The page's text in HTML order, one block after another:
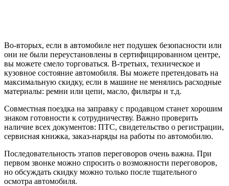
Во-вторых, если в автомобиле нет подушек безопасности или
они не были переустановлены в сертифицированном центре,
вы можете смело торговаться. В-третьих, техническое и
кузовное состояние автомобиля. Вы можете претендовать на
максимальную скидку, если в машине не менялись расходные
материалы: ремни или цепи, масло, фильтры и т.д.
Совместная поездка на заправку с продавцом станет хорошим
знаком готовности к сотрудничеству. Важно проверить
наличие всех документов: ПТС, свидетельство о регистрации,
сервисная книжка, заказ-наряды на работы по автомобилю.
Последовательность этапов переговоров очень важна. При
первом звонке можно спросить о возможности переговоров,
но обсуждать скидку можно только после тщательного
осмотра автомобиля.